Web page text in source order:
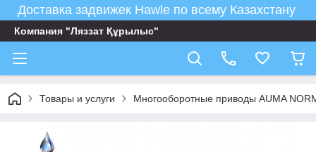
Доставка задвижек Hawle по всему Казахстану
Компания "Ляззат Құрылыс"
Товары и услуги Многооборотные приводы AUMA